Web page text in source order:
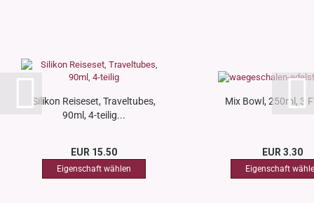
Silikon Reiseset, Traveltubes,
90ml, 4-teilig...
EUR 15.50
Mix Bowl, 250ml, 3
EUR 3.30